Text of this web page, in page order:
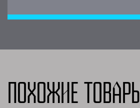
Похожие товары